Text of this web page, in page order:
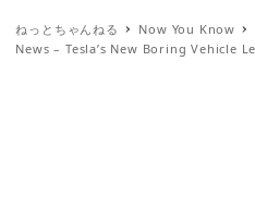
ねっとちゃんねる Now You Know
News – Tesla’s New Boring Vehicle